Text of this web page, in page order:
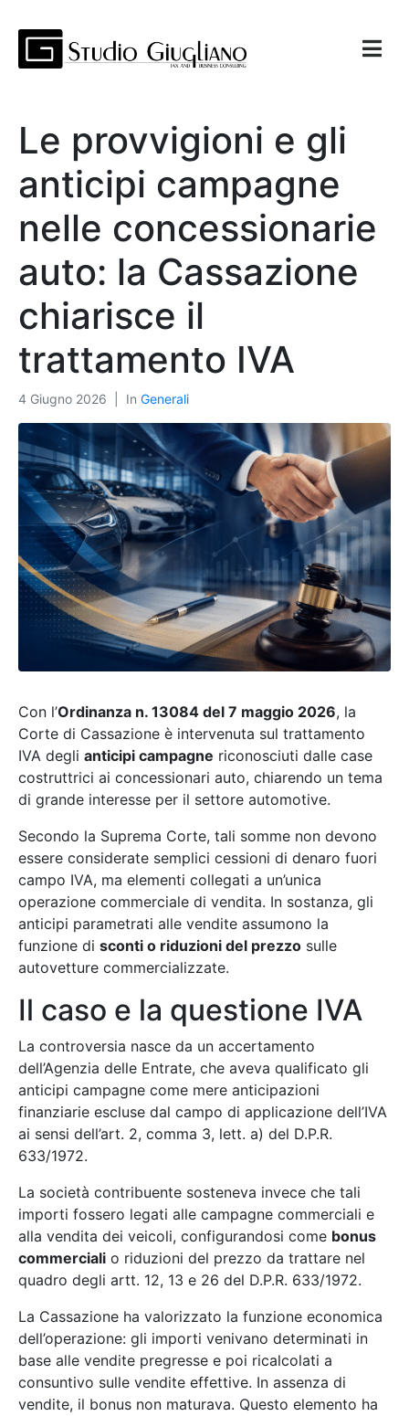
Le provvigioni e gli
anticipi campagne
nelle concessionarie
auto: la Cassazione
chiarisce il
trattamento IVA
4 Giugno 2026 In Generali
Con l’Ordinanza n. 13084 del 7 maggio 2026, la
Corte di Cassazione è intervenuta sul trattamento
IVA degli anticipi campagne riconosciuti dalle case
costruttrici ai concessionari auto, chiarendo un tema
di grande interesse per il settore automotive.
Secondo la Suprema Corte, tali somme non devono
essere considerate semplici cessioni di denaro fuori
campo IVA, ma elementi collegati a un’unica
operazione commerciale di vendita. In sostanza, gli
anticipi parametrati alle vendite assumono la
funzione di sconti o riduzioni del prezzo sulle
autovetture commercializzate.
Il caso e la questione IVA
La controversia nasce da un accertamento
dell’Agenzia delle Entrate, che aveva qualificato gli
anticipi campagne come mere anticipazioni
finanziarie escluse dal campo di applicazione dell’IVA
ai sensi dell’art. 2, comma 3, lett. a) del D.P.R.
633/1972.
La società contribuente sosteneva invece che tali
importi fossero legati alle campagne commerciali e
alla vendita dei veicoli, configurandosi come bonus
commerciali o riduzioni del prezzo da trattare nel
quadro degli artt. 12, 13 e 26 del D.P.R. 633/1972.
La Cassazione ha valorizzato la funzione economica
dell’operazione: gli importi venivano determinati in
base alle vendite pregresse e poi ricalcolati a
consuntivo sulle vendite effettive. In assenza di
vendite, il bonus non maturava. Questo elemento ha